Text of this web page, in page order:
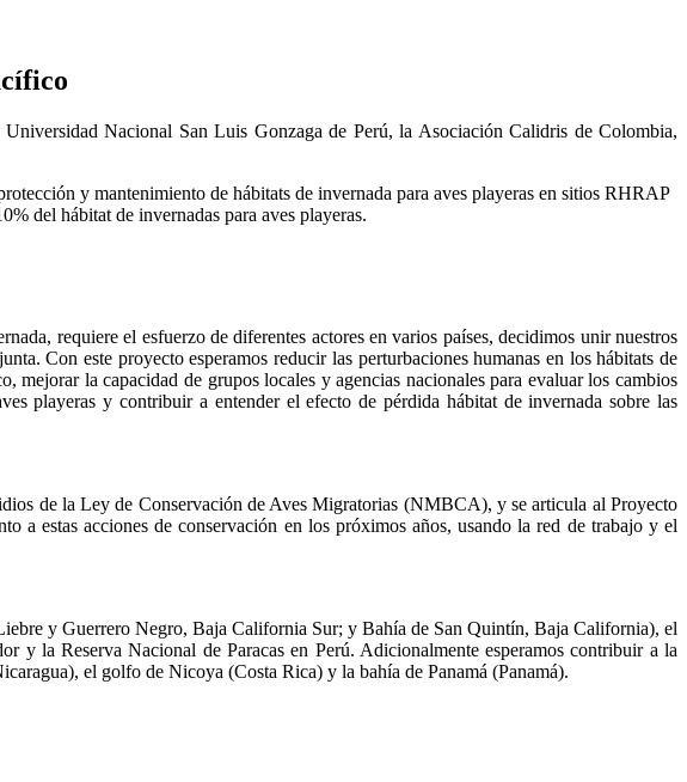
Nacional San Luis Gonzaga de Perú, la Asociación Calidris de Colombia,
y mantenimiento de hábitats de invernada para aves playeras en sitios RHRAP
del hábitat de invernadas para aves playeras.
requiere el esfuerzo de diferentes actores en varios países, decidimos unir nuestros
Con este proyecto esperamos reducir las perturbaciones humanas en los hábitats de
la capacidad de grupos locales y agencias nacionales para evaluar los cambios
playeras y contribuir a entender el efecto de pérdida hábitat de invernada sobre las
de la Ley de Conservación de Aves Migratorias (NMBCA), y se articula al Proyecto
a estas acciones de conservación en los próximos años, usando la red de trabajo y el
y Guerrero Negro, Baja California Sur; y Bahía de San Quintín, Baja California), el
la Reserva Nacional de Paracas en Perú. Adicionalmente esperamos contribuir a la
el golfo de Nicoya (Costa Rica) y la bahía de Panamá (Panamá).